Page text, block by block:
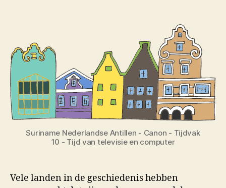
Suriname Nederlandse Antillen - Canon - Tijdvak
10 - Tijd van televisie en computer
Vele landen in de geschiedenis hebben